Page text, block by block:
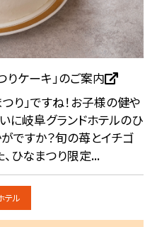
ケーキ」のご案内
り」ですね！お子様の健や
に岐阜グランドホテルのひ
ですか？旬の苺とイチゴ
ひなまつり限定...
テル